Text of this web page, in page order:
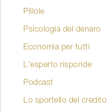
Pillole
Psicologia del denaro
Economia per tutti
L'esperto risponde
Podcast
Lo sportello del credito